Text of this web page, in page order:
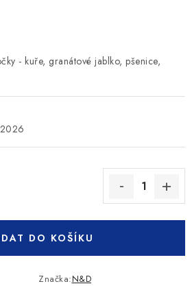
- kuře, granátové jablko, pšenice,
DO KOŠÍKU
Značka:N&D